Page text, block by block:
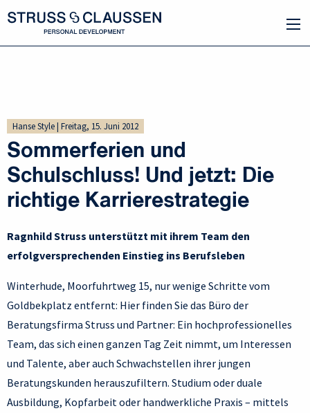
Hanse Style | Freitag, 15. Juni 2012
Sommerferien und
Schulschluss! Und jetzt: Die
richtige Karrierestrategie
Ragnhild Struss unterstützt mit ihrem Team den
erfolgversprechenden Einstieg ins Berufsleben
Winterhude, Moorfuhrtweg 15, nur wenige Schritte vom
Goldbekplatz entfernt: Hier finden Sie das Büro der
Beratungsfirma Struss und Partner: Ein hochprofessionelles
Team, das sich einen ganzen Tag Zeit nimmt, um Interessen
und Talente, aber auch Schwachstellen ihrer jungen
Beratungskunden herauszufiltern. Studium oder duale
Ausbildung, Kopfarbeit oder handwerkliche Praxis – mittels